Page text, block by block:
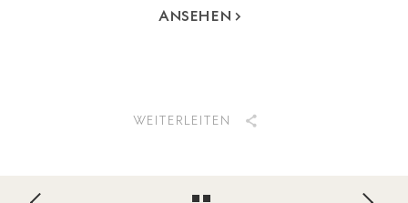
ANSEHEN
WEITERLEITEN